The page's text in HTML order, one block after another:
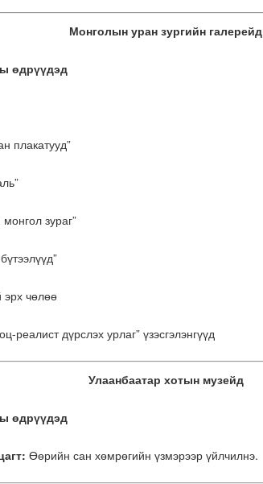
Монголын уран зургийн галерейд
өдрүүдэд
плакатууд”
зураг”
эрх чөлөө
реалист дүрслэх урлаг” үзэсгэлэнгүүд
Улаанбаатар хотын музейд
өдрүүдэд
Өөрийн сан хөмрөгийн үзмэрээр үйлчилнэ.